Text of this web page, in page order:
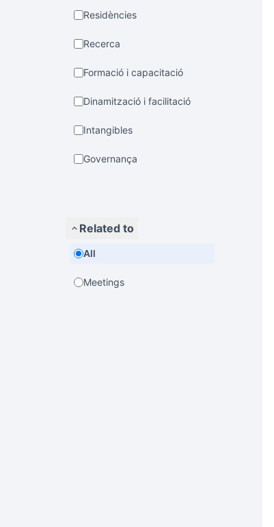
Residències
Recerca
Formació i capacitació
Dinamització i facilitació
Intangibles
Governança
Related to
All
Meetings